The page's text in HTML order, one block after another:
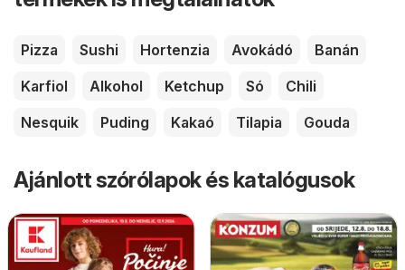
Pizza Sushi Hortenzia Avokádó
Banán
Karfiol
Alkohol Ketchup Só
Chili
Nesquik
Puding Kakaó Tilapia Gouda
Ajánlott szórólapok és katalógusok